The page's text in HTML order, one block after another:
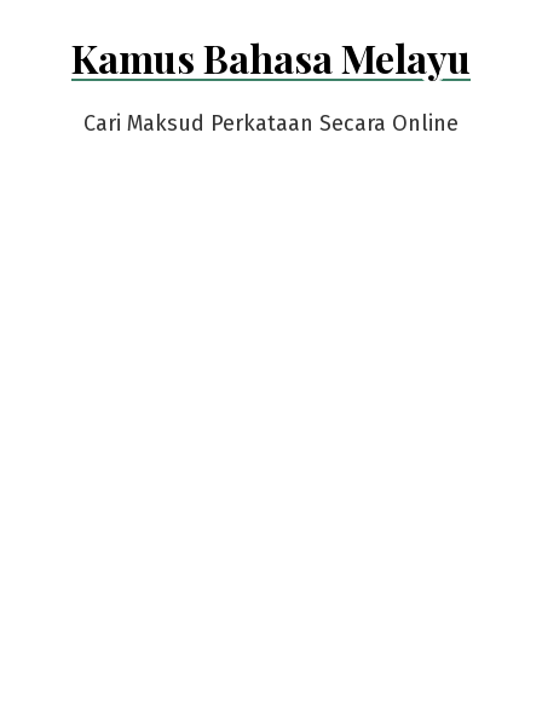
Kamus Bahasa Melayu
Cari Maksud Perkataan Secara Online